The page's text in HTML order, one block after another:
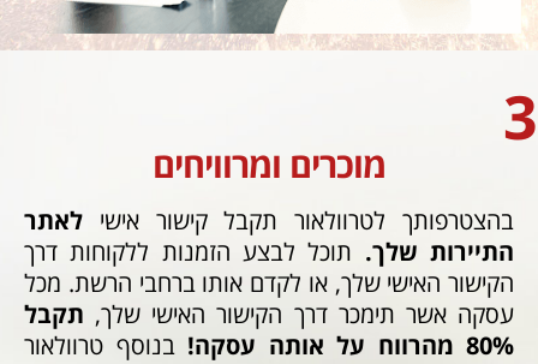
3
מוכרים ומרוויחים
בהצטרפותך לטרוולאור תקבל קישור אישי לאתר
התיירות שלך. תוכל לבצע הזמנות ללקוחות דרך
הקישור האישי שלך, או לקדם אותו ברחבי הרשת. מכל
עסקה אשר תימכר דרך הקישור האישי שלך, תקבל
80% מהרווח על אותה עסקה!
בנוסף טרוולאור